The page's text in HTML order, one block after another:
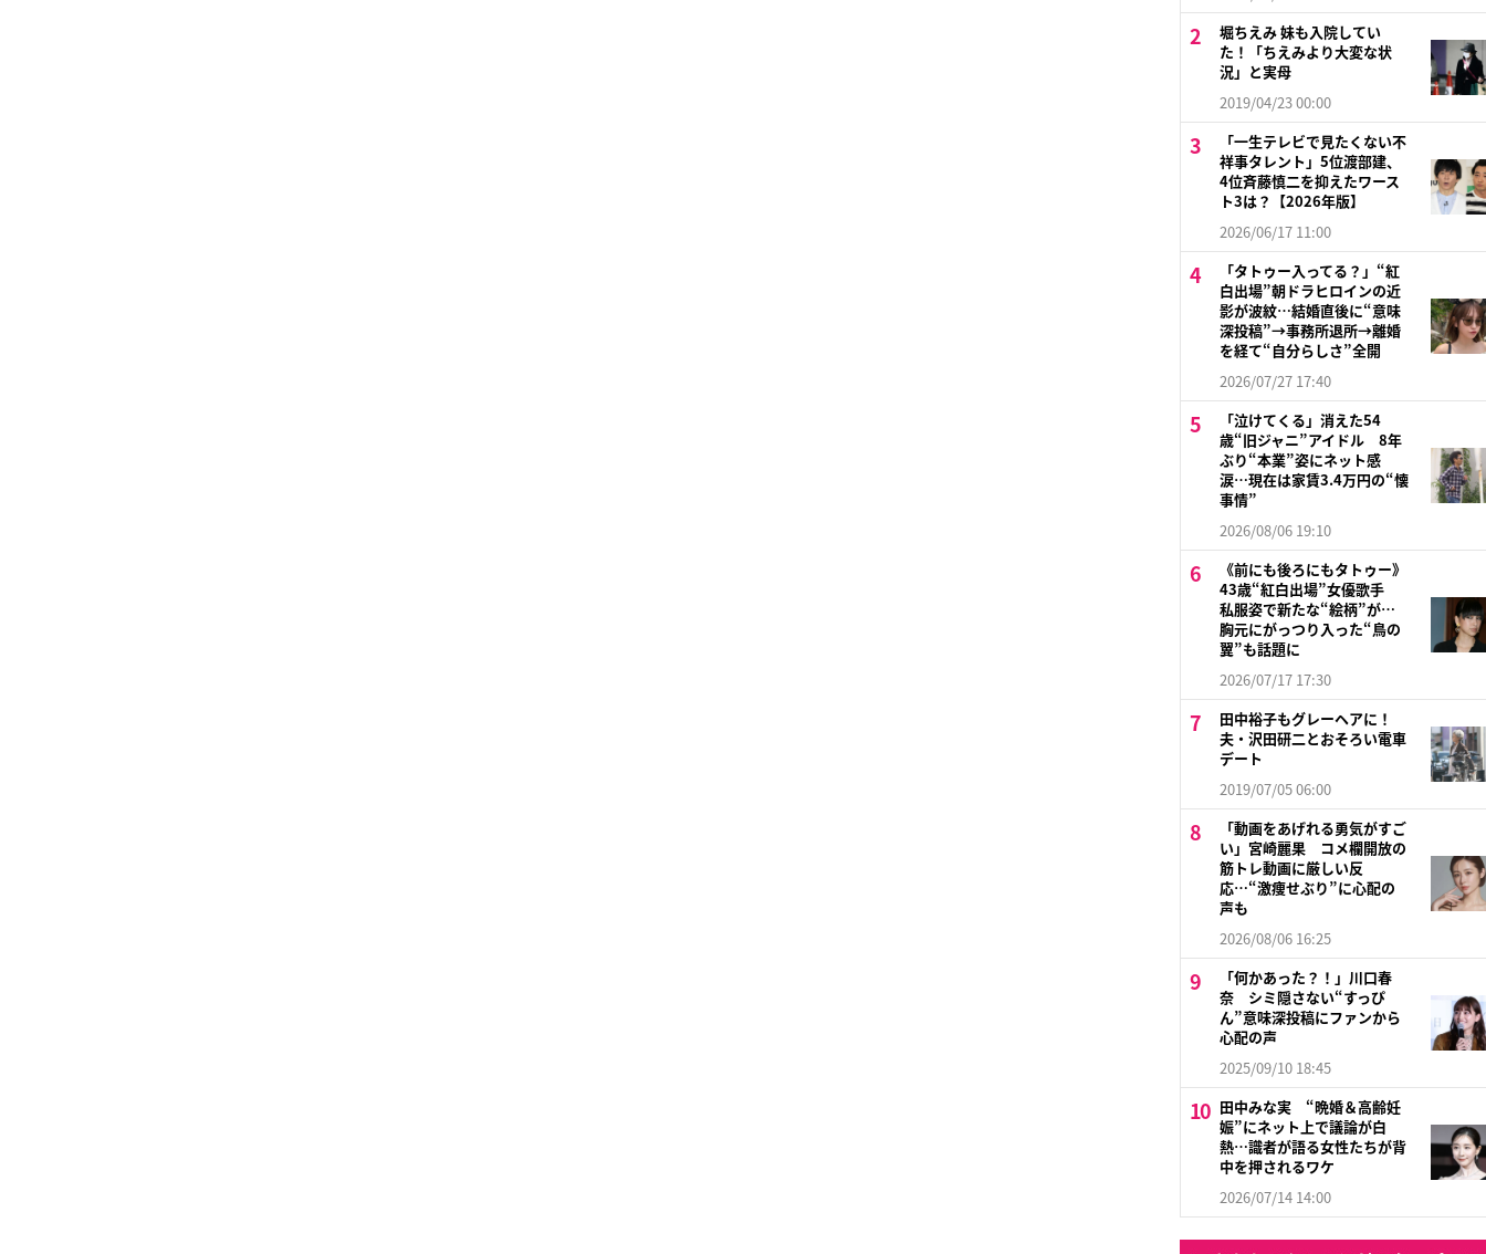
堀ちえみ 妹も入院してい
た！「ちえみより大変な状
況」と実母
2019/04/23 00:00
「一生テレビで見たくない不
祥事タレント」5位渡部建、
4位斉藤慎二を抑えたワース
ト3は？【2026年版】
2026/06/17 11:00
「タトゥー入ってる？」“紅
白出場”朝ドラヒロインの近
影が波紋…結婚直後に“意味
深投稿”→事務所退所→離婚
を経て“自分らしさ”全開
2026/07/27 17:40
「泣けてくる」消えた54
歳“旧ジャニ”アイドル 8年
ぶり“本業”姿にネット感
涙…現在は家賃3.4万円の“懐
事情”
2026/08/06 19:10
《前にも後ろにもタトゥー》
43歳“紅白出場”女優歌手
私服姿で新たな“絵柄”が…
胸元にがっつり入った“鳥の
翼”も話題に
2026/07/17 17:30
田中裕子もグレーヘアに！
夫・沢田研二とおそろい電車
デート
2019/07/05 06:00
「動画をあげれる勇気がすご
い」宮崎麗果 コメ欄開放の
筋トレ動画に厳しい反
応…“激痩せぶり”に心配の
声も
2026/08/06 16:25
「何かあった？！」川口春
奈 シミ隠さない“すっぴ
ん”意味深投稿にファンから
心配の声
2025/09/10 18:45
田中みな実 “晩婚＆高齢妊
娠”にネット上で議論が白
熱…識者が語る女性たちが背
中を押されるワケ
2026/07/14 14:00